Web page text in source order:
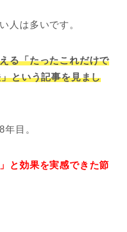
人は多いです。
る「たったこれだけで
という記事を見まし
目。
と効果を実感できた節